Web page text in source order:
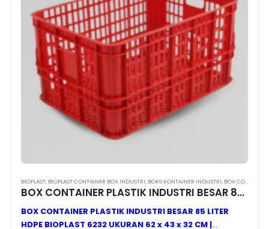
BIOPLAST, BIOPLAST CONTAINER BOX INDUSTRI, BOKS KONTAINER INDUSTRI, BOX CONTAINER BESAR
BOX CONTAINER PLASTIK INDUSTRI BESAR 85 LITER HDPE BIOPLAST 6232 UKURAN 62 x 43 x 32 CM
BOX CONTAINER PLASTIK INDUSTRI BESAR 85 LITER
HDPE BIOPLAST 6232 UKURAN 62 x 43 x 32 CM |